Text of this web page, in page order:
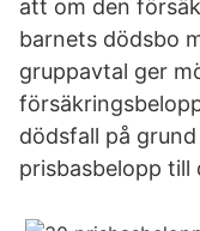
att om den
barnets dödsbo
gruppavtal ger
dödsfall på
prisbasbelopp till